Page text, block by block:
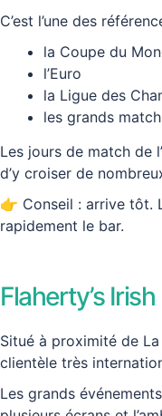
C’est l’une des
la Coupe du
l’Euro
la Ligue des
les grands
Les jours de match de
d’y croiser de
👉 Conseil : arrive tôt.
rapidement le bar.
Flaherty’s
Situé à proximité de
clientèle très
Les grands